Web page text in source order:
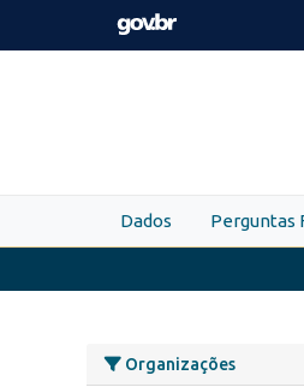
Skip to main content
Dados Perguntas
Organizações